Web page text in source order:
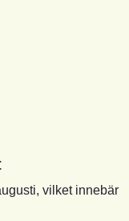
vilket innebär